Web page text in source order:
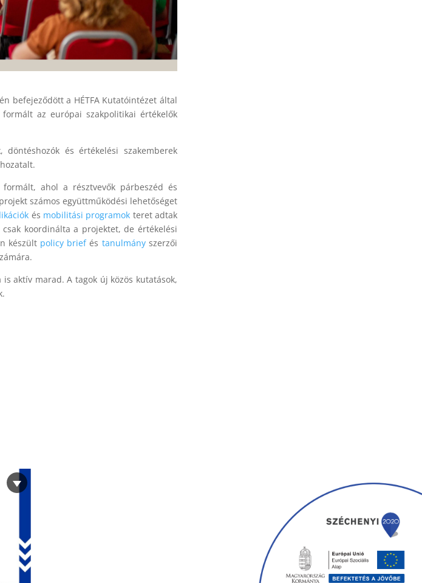
befejeződött a HÉTFA Kutatóintézet által
formált az európai szakpolitikai értékelők
döntéshozók és értékelési szakemberek
ahol a résztvevők párbeszéd és
számos együttműködési lehetőséget
és mobilitási programok teret adtak
koordinálta a projektet, de értékelési
készült policy briefés tanulmányszerzői
aktív marad. A tagok új közös kutatások,